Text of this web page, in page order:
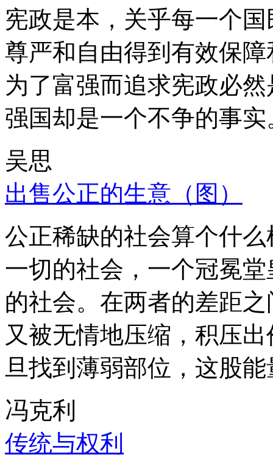
宪政是本，关乎每一个
尊严和自由得到有效保
为了富强而追求宪政必
强国却是一个不争的事实
吴思
出售公正的生意（图）
公正稀缺的社会算个什
一切的社会，一个冠冕
的社会。在两者的差距
又被无情地压缩，积压
旦找到薄弱部位，这股
冯克利
传统与权利